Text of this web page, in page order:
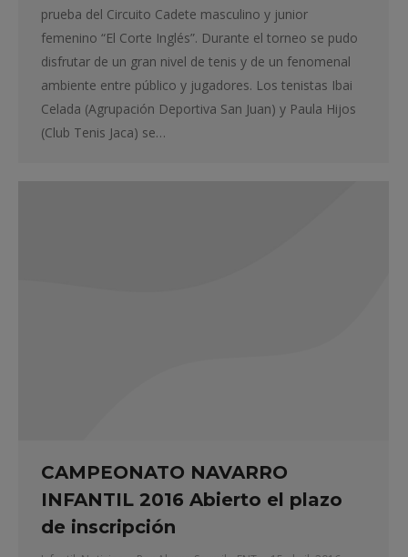
prueba del Circuito Cadete masculino y junior
femenino “El Corte Inglés”. Durante el torneo se pudo
disfrutar de un gran nivel de tenis y de un fenomenal
ambiente entre público y jugadores. Los tenistas Ibai
Celada (Agrupación Deportiva San Juan) y Paula Hijos
(Club Tenis Jaca) se…
CAMPEONATO NAVARRO
INFANTIL 2016 Abierto el plazo
de inscripción